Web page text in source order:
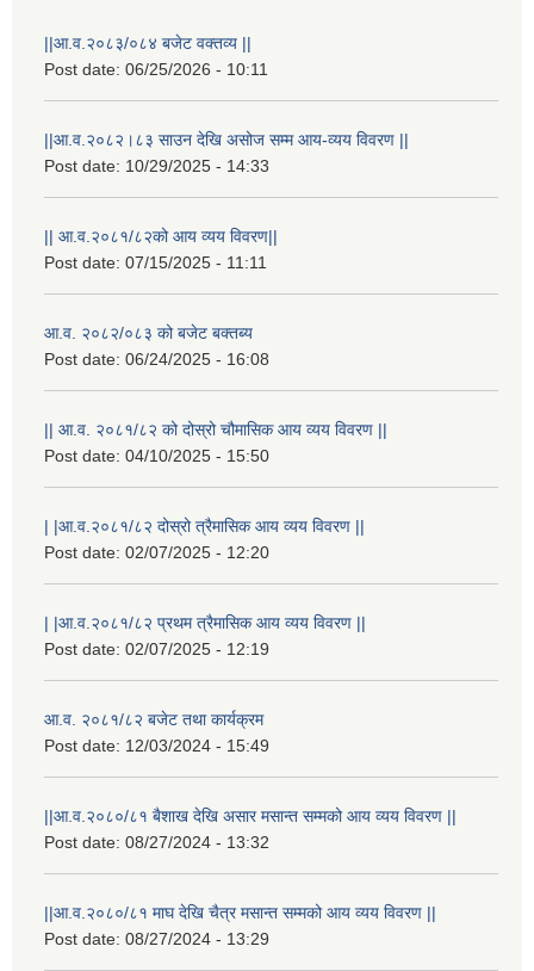
||आ.व.२०८३/०८४ बजेट वक्तव्य ||
Post date: 06/25/2026 - 10:11
||आ.व.२०८२।८३ साउन देखि असोज सम्म आय-व्यय विवरण ||
Post date: 10/29/2025 - 14:33
|| आ.व.२०८१/८२को आय व्यय विवरण||
Post date: 07/15/2025 - 11:11
आ.व. २०८२/०८३ को बजेट बक्तब्य
Post date: 06/24/2025 - 16:08
|| आ.व. २०८१/८२ को दोस्रो चौमासिक आय व्यय विवरण ||
Post date: 04/10/2025 - 15:50
| |आ.व.२०८१/८२ दोस्रो त्रैमासिक आय व्यय विवरण ||
Post date: 02/07/2025 - 12:20
| |आ.व.२०८१/८२ प्रथम त्रैमासिक आय व्यय विवरण ||
Post date: 02/07/2025 - 12:19
आ.व. २०८१/८२ बजेट तथा कार्यक्रम
Post date: 12/03/2024 - 15:49
||आ.व.२०८०/८१ बैशाख देखि असार मसान्त सम्मको आय व्यय विवरण ||
Post date: 08/27/2024 - 13:32
||आ.व.२०८०/८१ माघ देखि चैत्र मसान्त सम्मको आय व्यय विवरण ||
Post date: 08/27/2024 - 13:29